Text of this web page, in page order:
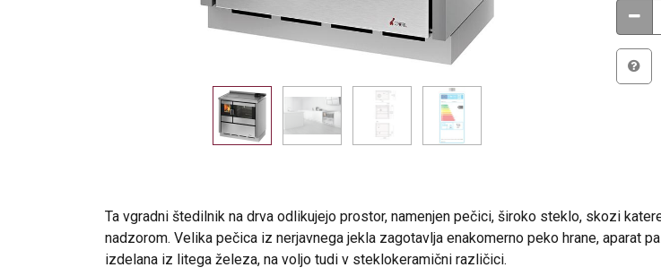
Ta vgradni štedilnik na drva odlikujejo prostor, namenjen pečici, široko steklo, skozi
nadzorom. Velika pečica iz nerjavnega jekla zagotavlja enakomerno peko hrane, aparat
izdelana iz litega železa, na voljo tudi v steklokeramični različici.